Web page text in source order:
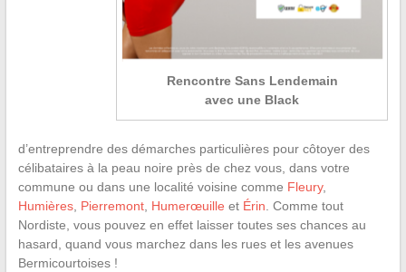
Rencontre Sans Lendemain
avec une Black
d’entreprendre des démarches particulières pour côtoyer des
célibataires à la peau noire près de chez vous, dans votre
commune ou dans une localité voisine comme Fleury,
Humières, Pierremont, Humerœuille et Érin . Comme tout
Nordiste, vous pouvez en effet laisser toutes ses chances au
hasard, quand vous marchez dans les rues et les avenues
Bermicourtoises !